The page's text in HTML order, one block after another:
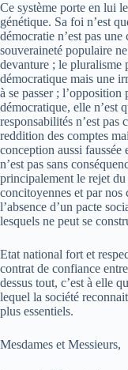
Ce système porte en lui
génétique. Sa foi n’est
démocratie n’est pas
souveraineté populaire
devanture ; le pluralisme
démocratique mais une
à se passer ;
démocratique, elle n’est
responsabilités n’est pas
reddition des comptes
conception aussi
n’est pas sans
principalement le rejet
concitoyennes et par nos
l’absence d’un pacte
lesquels ne peut se
Etat national fort et
contrat de confiance
dessus tout, c’est à elle
lequel la société
plus essentiels.
Mesdames et Messieurs,